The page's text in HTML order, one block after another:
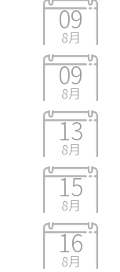
09
8月
09
8月
13
8月
15
8月
16
8月